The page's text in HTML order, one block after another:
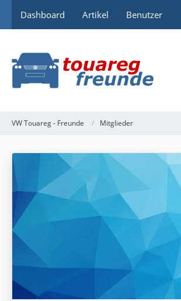
Dashboard Artikel Benutzer
VW Touareg - Freunde Mitglieder